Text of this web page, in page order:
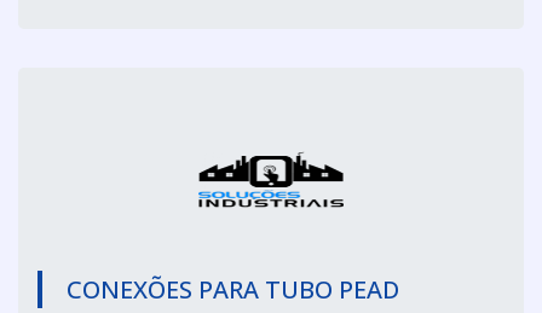
CONEXÕES PARA TUBO PEAD